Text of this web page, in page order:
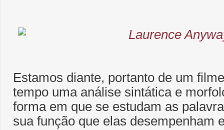
Estamos diante, portanto de um
tempo uma análise sintática e
forma em que se estudam as
sua função que elas desempenham